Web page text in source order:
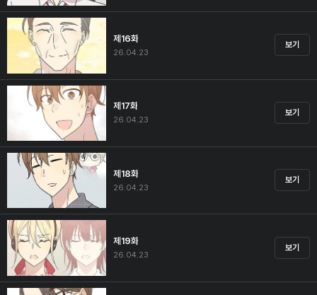
제16화
26.04.23
보기
제17화
26.04.23
보기
제18화
26.04.23
보기
제19화
26.04.23
보기